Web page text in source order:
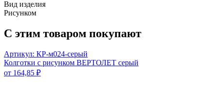
Вид изделия
Рисунком
С этим товаром покупают
Артикул: КР-м024-серый
Колготки с рисунком ВЕРТОЛЕТ серый
от 164,85 ₽